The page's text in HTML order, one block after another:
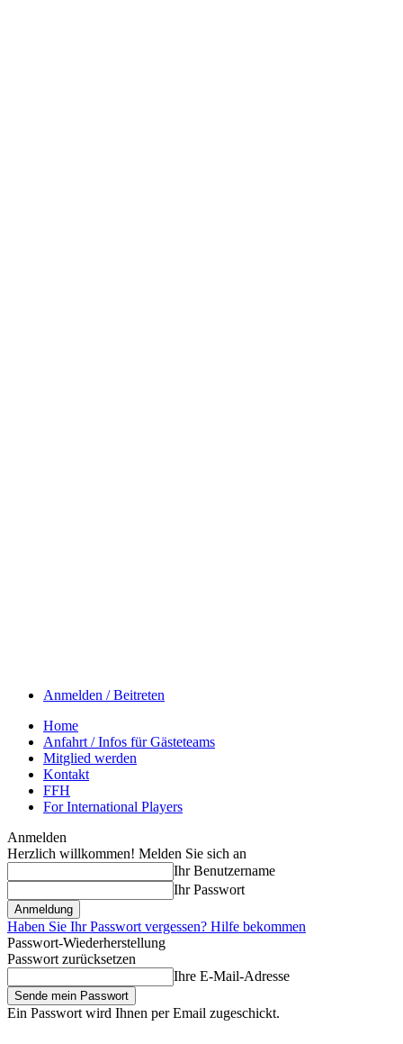
Anmelden / Beitreten
Home
Anfahrt / Infos für Gästeteams
Mitglied werden
Kontakt
FFH
For International Players
Anmelden
Herzlich willkommen! Melden Sie sich an
Ihr Benutzername
Ihr Passwort
Haben Sie Ihr Passwort vergessen? Hilfe bekommen
Passwort-Wiederherstellung
Passwort zurücksetzen
Ihre E-Mail-Adresse
Ein Passwort wird Ihnen per Email zugeschickt.